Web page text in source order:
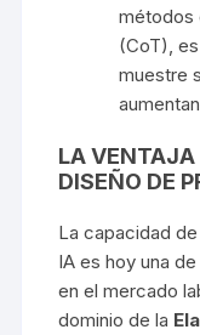
métodos
(CoT),
muestre
LA
DISEÑO DE
La capacidad
IA es hoy una
en el mercado
dominio de la